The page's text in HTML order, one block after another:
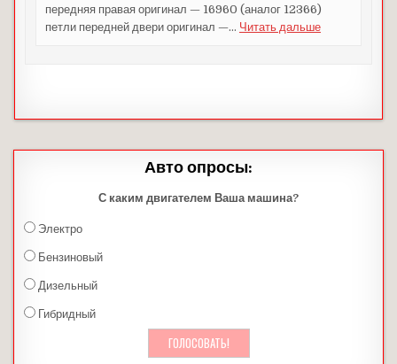
передняя правая оригинал — 16960 (аналог 12366)
петли передней двери оригинал —… Читать дальше
Авто опросы:
С каким двигателем Ваша машина?
Электро
Бензиновый
Дизельный
Гибридный